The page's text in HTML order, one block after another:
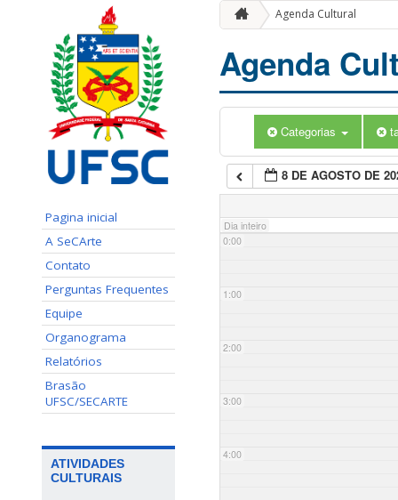
Pagina inicial
A SeCArte
Contato
Perguntas Frequentes
Equipe
Organograma
Relatórios
Brasão
UFSC/SECARTE
ATIVIDADES
CULTURAIS
Agenda Cultural
Agenda
Categorias
8 DE AGOSTO DE
Dia inteiro
0:00
1:00
2:00
3:00
4:00